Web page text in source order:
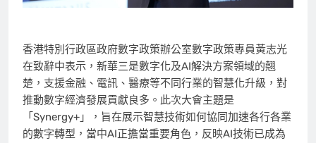
香港特別行政區政府數字政策辦公室數字政策專員黃志光
在致辭中表示，新華三是數字化及AI解決方案領域的翹
楚，支援金融、電訊、醫療等不同行業的智慧化升級，對
推動數字經濟發展貢獻良多。此次大會主題是
「Synergy+」，旨在展示智慧技術如何協同加速各行各業
的數字轉型，當中AI正擔當重要角色，反映AI技術已成為